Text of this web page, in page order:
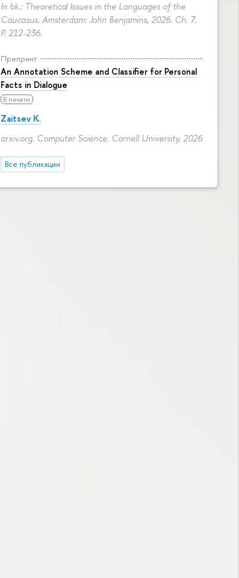
In bk.: Theoretical Issues in the Languages of the
Caucasus. Amsterdam: John Benjamins, 2026. Ch. 7.
P. 212-236.
Препринт
An Annotation Scheme and Classifier for Personal
Facts in Dialogue
В печати
Zaitsev K.
arxiv.org. Computer Science. Cornell University, 2026
Все публикации